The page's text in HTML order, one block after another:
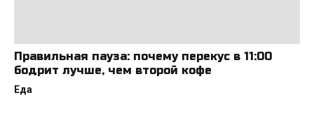
Правильная пауза: почему перекус в 11:00
бодрит лучше, чем второй кофе
Еда